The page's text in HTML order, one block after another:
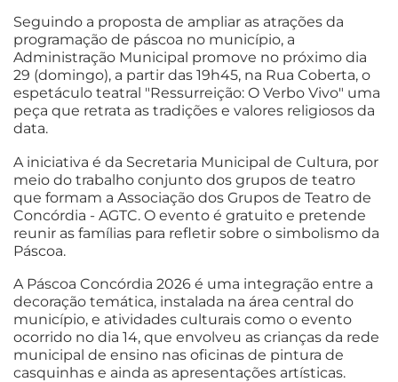
Seguindo a proposta de ampliar as atrações da
programação de páscoa no município, a
Administração Municipal promove no próximo dia
29 (domingo), a partir das 19h45, na Rua Coberta, o
espetáculo teatral "Ressurreição: O Verbo Vivo" uma
peça que retrata as tradições e valores religiosos da
data.
A iniciativa é da Secretaria Municipal de Cultura, por
meio do trabalho conjunto dos grupos de teatro
que formam a Associação dos Grupos de Teatro de
Concórdia - AGTC. O evento é gratuito e pretende
reunir as famílias para refletir sobre o simbolismo da
Páscoa.
A Páscoa Concórdia 2026 é uma integração entre a
decoração temática, instalada na área central do
município, e atividades culturais como o evento
ocorrido no dia 14, que envolveu as crianças da rede
municipal de ensino nas oficinas de pintura de
casquinhas e ainda as apresentações artísticas.